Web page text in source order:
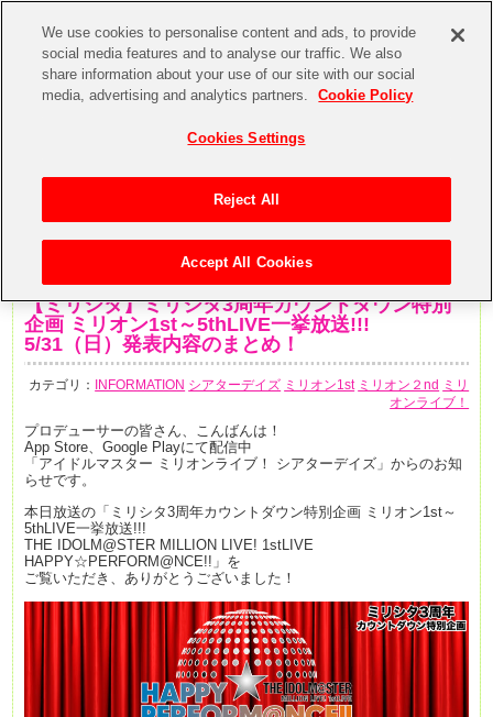
【ミリシタ】ミリシタ3周年カウントダウン特別
企画 ミリオン1st～5thLIVE一挙放送!!!
5/31（日）発表内容のまとめ！
カテゴリ： INFORMATION シアターデイズ ミリオン1st ミリオン２nd ミリ
オンライブ！
プロデューサーの皆さん、こんばんは！
App Store、Google Playにて配信中
「アイドルマスター ミリオンライブ！ シアターデイズ」からのお知
らせです。
本日放送の「ミリシタ3周年カウントダウン特別企画 ミリオン1st～
5thLIVE一挙放送!!!
THE IDOLM@STER MILLION LIVE! 1stLIVE
HAPPY☆PERFORM@NCE!!」を
ご覧いただき、ありがとうございました！
We use cookies to personalise content and ads, to provide
social media features and to analyse our traffic. We also
share information about your use of our site with our social
media, advertising and analytics partners.
Cookie Policy
Cookies Settings
Reject All
Accept All Cookies